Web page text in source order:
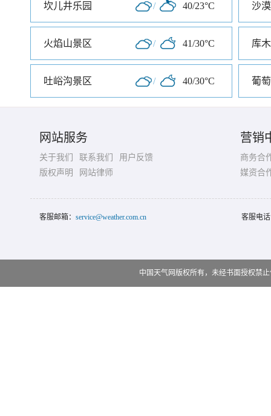
坎儿井乐园 / 40/23°C 沙
火焰山景区 / 41/30°C 库
吐峪沟景区 / 40/30°C 葡
网站服务
关于我们 联系我们
用户反馈
版权声明
网站律师
营销
商务合
媒资合
客服邮箱： service@weather.com.cn 客服电
中国天气网版权所有，未经书面授权